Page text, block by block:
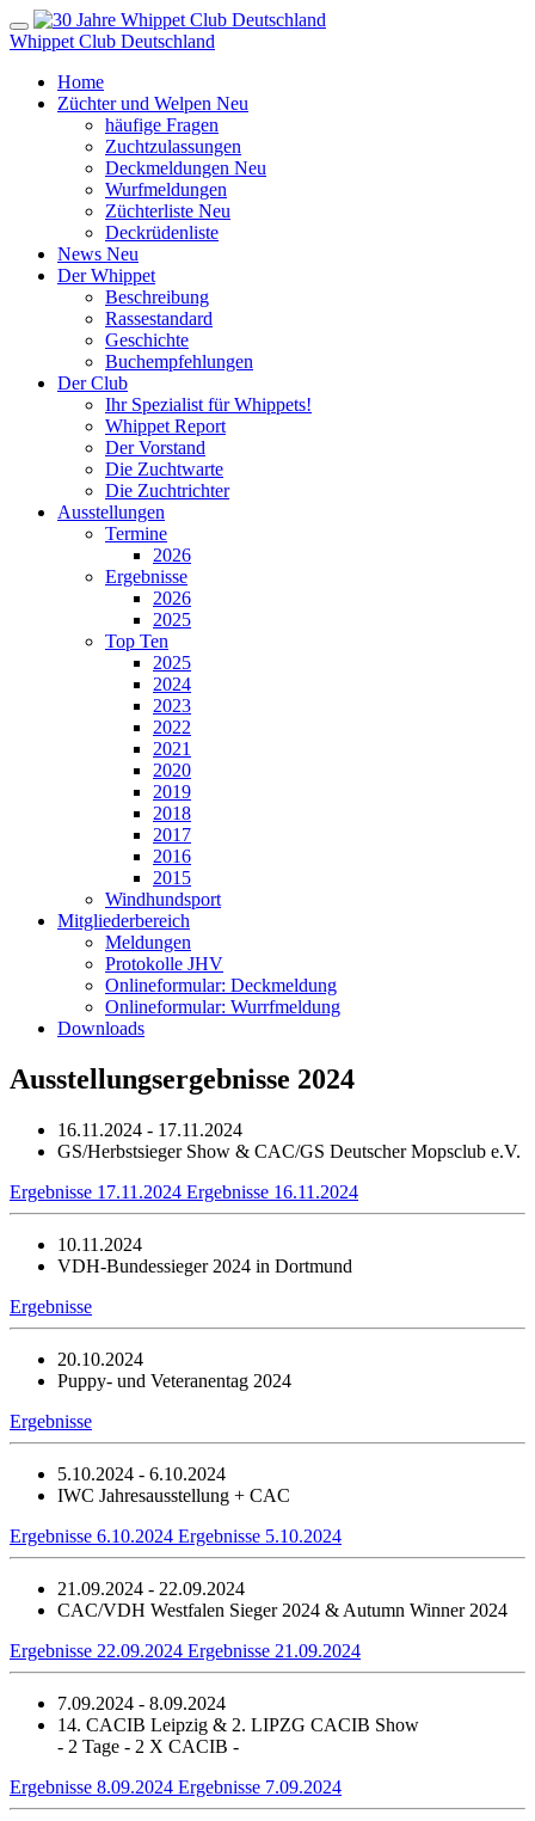
Whippet Club Deutschland
Home
Züchter und Welpen Neu
häufige Fragen
Zuchtzulassungen
Deckmeldungen Neu
Wurfmeldungen
Züchterliste Neu
Deckrüdenliste
News Neu
Der Whippet
Beschreibung
Rassestandard
Geschichte
Buchempfehlungen
Der Club
Ihr Spezialist für Whippets!
Whippet Report
Der Vorstand
Die Zuchtwarte
Die Zuchtrichter
Ausstellungen
Termine
2026
Ergebnisse
2026
2025
Top Ten
2025
2024
2023
2022
2021
2020
2019
2018
2017
2016
2015
Windhundsport
Mitgliederbereich
Meldungen
Protokolle JHV
Onlineformular: Deckmeldung
Onlineformular: Wurrfmeldung
Downloads
Ausstellungsergebnisse 2024
16.11.2024 - 17.11.2024
GS/Herbstsieger Show & CAC/GS Deutscher Mopsclub e.V.
Ergebnisse 17.11.2024 Ergebnisse 16.11.2024
10.11.2024
VDH-Bundessieger 2024 in Dortmund
Ergebnisse
20.10.2024
Puppy- und Veteranentag 2024
Ergebnisse
5.10.2024 - 6.10.2024
IWC Jahresausstellung + CAC
Ergebnisse 6.10.2024 Ergebnisse 5.10.2024
21.09.2024 - 22.09.2024
CAC/VDH Westfalen Sieger 2024 & Autumn Winner 2024
Ergebnisse 22.09.2024 Ergebnisse 21.09.2024
7.09.2024 - 8.09.2024
14. CACIB Leipzig & 2. LIPZG CACIB Show
- 2 Tage - 2 X CACIB -
Ergebnisse 8.09.2024 Ergebnisse 7.09.2024